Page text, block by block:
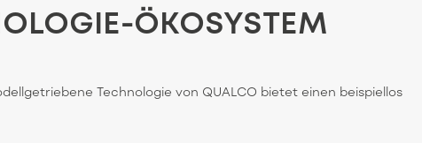
ÖKOSYSTEM
Technologie von QUALCO bietet einen beispiellos